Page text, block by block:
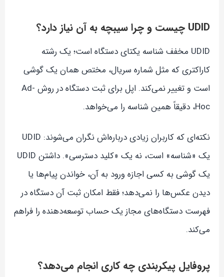
UDID چیست و چرا سیبچه به آن نیاز دارد؟
UDID مخفف شناسه یکتای دستگاه است؛ یک رشته
کاراکتری که مثل شماره سریال، مختص همان یک گوشی
است و تغییر نمی‌کند. اپل برای ثبت دستگاه در روش Ad-
Hoc، دقیقاً همین شناسه را می‌خواهد.
نکته‌ای که کاربران زیادی درباره‌اش نگران می‌شوند: UDID
یک «شناسه» است، نه یک «کلید دسترسی». داشتن UDID
یک گوشی به کسی اجازه ورود به آن، خواندن پیام‌ها یا
دیدن عکس‌ها را نمی‌دهد؛ فقط امکان ثبت آن دستگاه در
فهرست دستگاه‌های مجاز یک حساب توسعه‌دهنده را فراهم
می‌کند.
پروفایل پیکربندی چه کاری انجام می‌دهد؟